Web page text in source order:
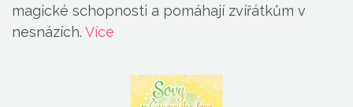
magické schopnosti a pomáhají zvířátkům v
nesnázích. Více